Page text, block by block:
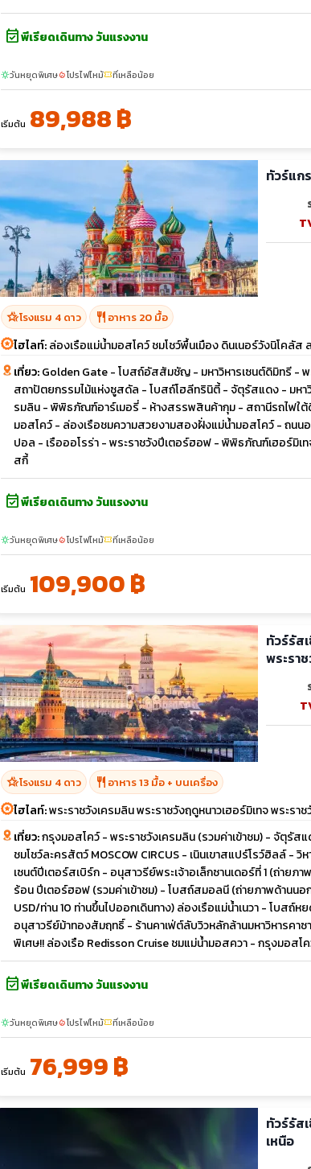
event_availableพีเรียดเดินทาง วันแรงงาน
sunnyวันหยุดพิเศษlocal_fire_departmentโปรไฟไหม้confirmation_numberที่เหลือน้อย
เริ่มต้น 89,988 ฿
ทัวร์แก
hotel_classโรงแรม 4 ดาว restaurant อาหาร 20 มื้อ
ไฮไลท์:ล่องเรือแม่น้ำมอสโคว์ ชมโชว์พื้นเมือง ดินเนอร์วังนิโคลัส
เที่ยว:Golden Gate - โบสถ์อัสสัมชัญ - มหาวิหารเซนต์ดิมิทรี -
สถาปัตยกรรมไม้แห่งซูสดัล - โบสถ์โฮลีทรินิตี้ - จัตุรัสแดง - มหา
รมลิน - พิพิธภัณฑ์อาร์เมอรี่ - ห้างสรรพสินค้ากุม - สถานีรถไฟใต้
มอสโคว์ - ล่องเรือชมความสวยงามสองฝั่งแม่น้ำมอสโคว์ - ถนน
ปอล - เรือออโรร่า - พระราชวังปีเตอร์ฮอฟ - พิพิธภัณฑ์เฮอร์มิเ
สกี้
event_availableพีเรียดเดินทาง วันแรงงาน
sunnyวันหยุดพิเศษlocal_fire_departmentโปรไฟไหม้confirmation_numberที่เหลือน้อย
เริ่มต้น 109,900 ฿
ทัวร์รัส
พระรา
hotel_classโรงแรม 4 ดาว restaurant อาหาร 13 มื้อ + บนเครื่อง
ไฮไลท์:พระราชวังเครมลิน พระราชวังฤดูหนาวเฮอร์มิเทจ พระร
เที่ยว:กรุงมอสโคว์ - พระราชวังเครมลิน (รวมค่าเข้าชม) - จัตุรั
ชมโชว์ละครสัตว์ MOSCOW CIRCUS - เนินเขาสแปร์โรว์ฮิลล์ -
เซนต์ปีเตอร์สเบิร์ก - อนุสาวรีย์พระเจ้าอเล็กซานเดอร์ที่ 1 (ถ่ายภ
ร้อน ปีเตอร์ฮอฟ (รวมค่าเข้าชม) - โบสถ์สมอลนี (ถ่ายภาพด้านน
USD/ท่าน 10 ท่านขึ้นไปออกเดินทาง) ล่องเรือแม่น้ำเนวา - โบส
อนุสาวรีย์ม้าทองสัมฤทธิ์ - ร้านคาเฟ่ต์ลับวิวหลักล้านมหาวิหารคา
พิเศษ!! ล่องเรือ Redisson Cruise ชมแม่น้ำมอสควา - กรุงมอส
event_availableพีเรียดเดินทาง วันแรงงาน
sunnyวันหยุดพิเศษlocal_fire_departmentโปรไฟไหม้confirmation_numberที่เหลือน้อย
เริ่มต้น 76,999 ฿
ทัวร์รัส
เหนือ